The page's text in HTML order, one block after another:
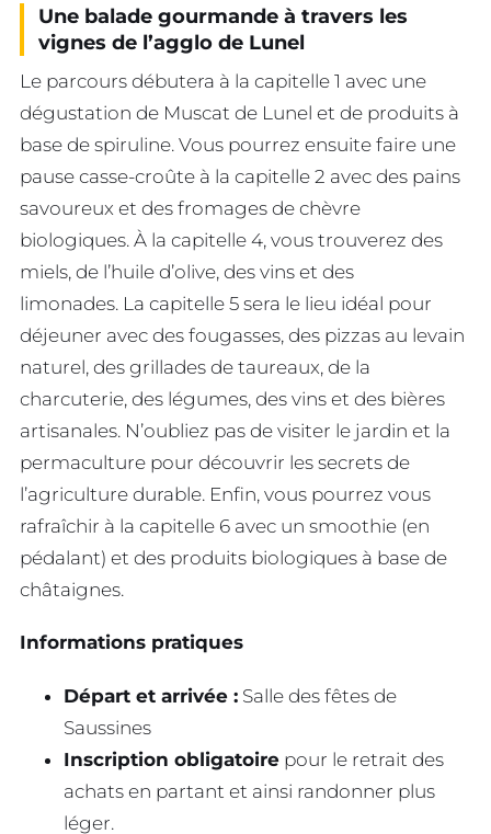
Une balade gourmande à travers les
vignes de l’agglo de Lunel
Le parcours débutera à la capitelle 1 avec une
dégustation de Muscat de Lunel et de produits à
base de spiruline. Vous pourrez ensuite faire une
pause casse-croûte à la capitelle 2 avec des pains
savoureux et des fromages de chèvre
biologiques. À la capitelle 4, vous trouverez des
miels, de l’huile d’olive, des vins et des
limonades. La capitelle 5 sera le lieu idéal pour
déjeuner avec des fougasses, des pizzas au levain
naturel, des grillades de taureaux, de la
charcuterie, des légumes, des vins et des bières
artisanales. N’oubliez pas de visiter le jardin et la
permaculture pour découvrir les secrets de
l’agriculture durable. Enfin, vous pourrez vous
rafraîchir à la capitelle 6 avec un smoothie (en
pédalant) et des produits biologiques à base de
châtaignes.
Informations pratiques
Départ et arrivée : Salle des fêtes de
Saussines
Inscription obligatoire pour le retrait des
achats en partant et ainsi randonner plus
léger.